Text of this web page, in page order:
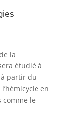
la
étudié à
à partir du
en
comme le